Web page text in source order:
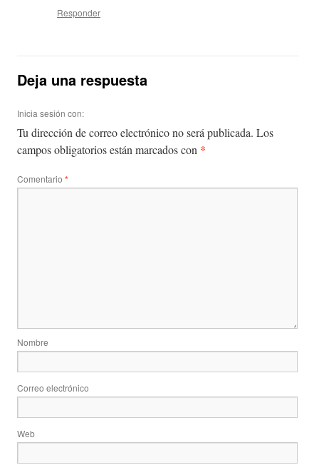
Responder
Deja una respuesta
Inicia sesión con:
Tu dirección de correo electrónico no será publicada. Los
campos obligatorios están marcados con *
Comentario *
Nombre
Correo electrónico
Web